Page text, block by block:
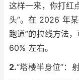
这样一来，你打红
头”。在 2026 年
跑道”的拉线方法
60% 左右。
2.“塔楼半身位”：